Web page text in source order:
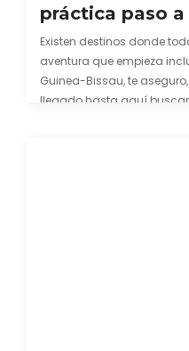
práctica paso a
Existen destinos donde
aventura que empieza
Guinea-Bissau, te
llegado hasta aquí